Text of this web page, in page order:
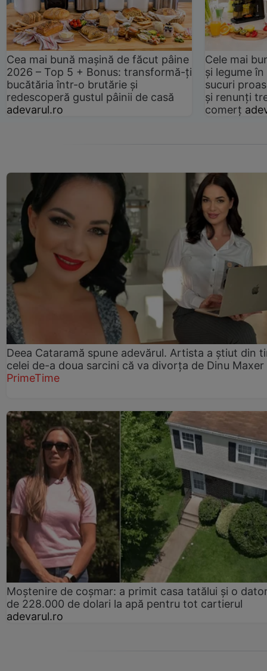
Cea mai bună mașină de făcut pâine
2026 – Top 5 + Bonus: transformă-ți
bucătăria într-o brutărie și
redescoperă gustul pâinii de casă
adevarul.ro
Cele mai
și legume
sucuri
și renunți
comerț
Deea Cataramă spune adevărul. Artista a știut din
celei de-a doua sarcini că va divorța de Dinu Maxer
PrimeTime
Moștenire de coșmar: a primit casa tatălui și o
de 228.000 de dolari la apă pentru tot cartierul
adevarul.ro